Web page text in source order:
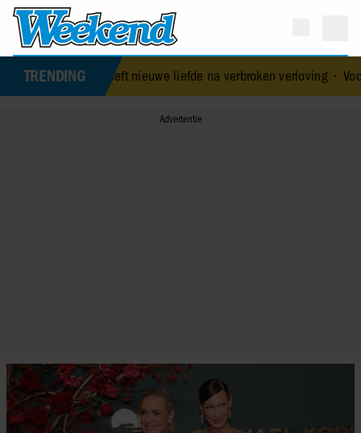
TRENDING
heeft nieuwe liefde na verbroken verloving•Voormalig prins